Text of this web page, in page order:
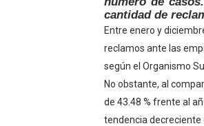
La
cantidad de
Entre enero y
reclamos ante las
según el Organismo
No obstante, al
de 43.48 % frente al
tendencia decreciente